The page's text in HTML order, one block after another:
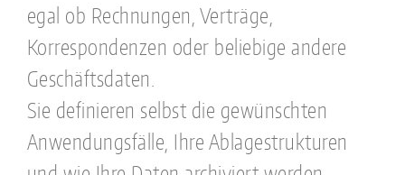
egal ob Rechnungen, Verträge,
Korrespondenzen oder beliebige andere
Geschäftsdaten.
Sie definieren selbst die gewünschten
Anwendungsfälle, Ihre Ablagestrukturen